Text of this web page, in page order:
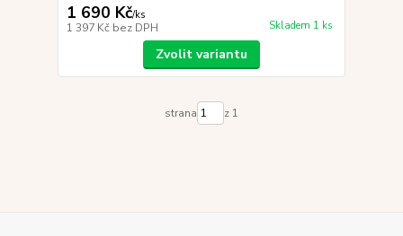
1 690 Kč/ks
1 397 Kč bez DPH Skladem 1 ks
Zvolit variantu
strana z 1